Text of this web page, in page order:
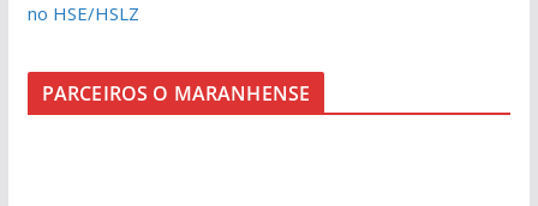
no HSE/HSLZ
PARCEIROS O MARANHENSE